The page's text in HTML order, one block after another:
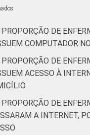
ETÁRIA
Até 30
31 a 40
41 anos
DE
COMPUTADOR
DE
ACESSO À
DE
A INTERNET,